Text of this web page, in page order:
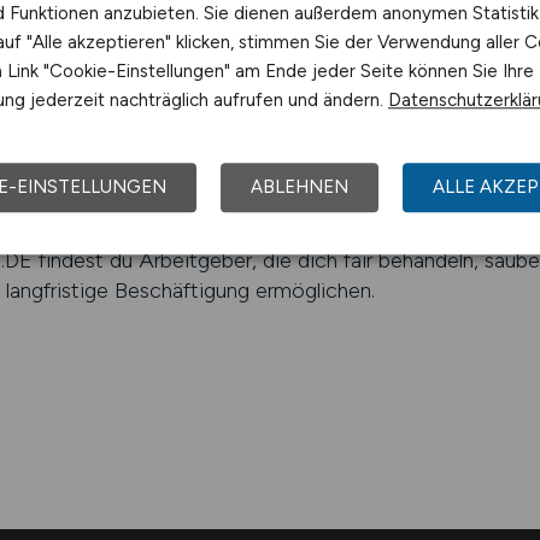
Ausbildung, sondern vor allem
Umfeld zu arbeiten. Ein gültiges polizeiliches
(ZÜP) sind in vielen Bereichen
– deine Jobbörse für Luftfracht &
Logistik Realität ist – auf das Vorfeld, in die
findest du Arbeitgeber, die dich fair behandeln,
Beschäftigung ermöglichen.
Funktionen anzubieten. Sie dienen außerdem anonymen
"Alle akzeptieren" klicken, stimmen Sie der Verwendung aller
"Cookie-Einstellungen" am Ende jeder Seite können Sie Ihre
jederzeit nachträglich aufrufen und ändern.
EINSTELLUNGEN ABLEHNEN ALLE